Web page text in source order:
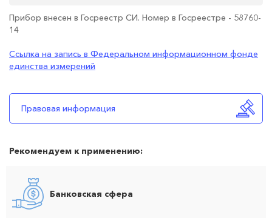
Прибор внесен в Госреестр СИ. Номер в Госреестре - 58760-
14
Ссылка на запись в Федеральном информационном фонде
единства измерений
Правовая информация
Рекомендуем к применению:
Банковская сфера